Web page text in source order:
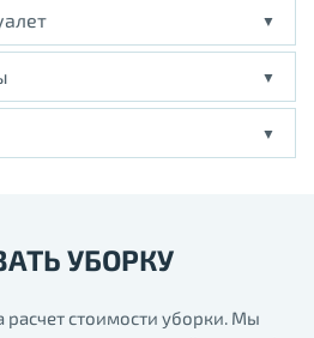
УБОРКУ
расчет стоимости уборки. Мы